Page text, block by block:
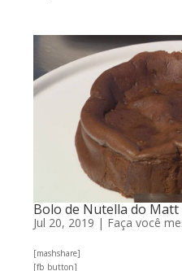
Bolo de Nutella do
Jul 20, 2019 | Faça você
[mashshare]
[fb_button]